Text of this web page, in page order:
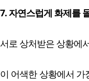
7. 자연스럽게 화제를
서로 상처받은 상황에
이 어색한 상황에서